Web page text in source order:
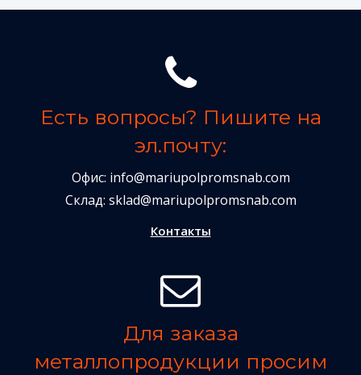
Есть вопросы? Пишите на
эл.почту:
Офис: info@mariupolpromsnab.com
Склад: sklad@mariupolpromsnab.com
Контакты
Для заказа
металлопродукции просим